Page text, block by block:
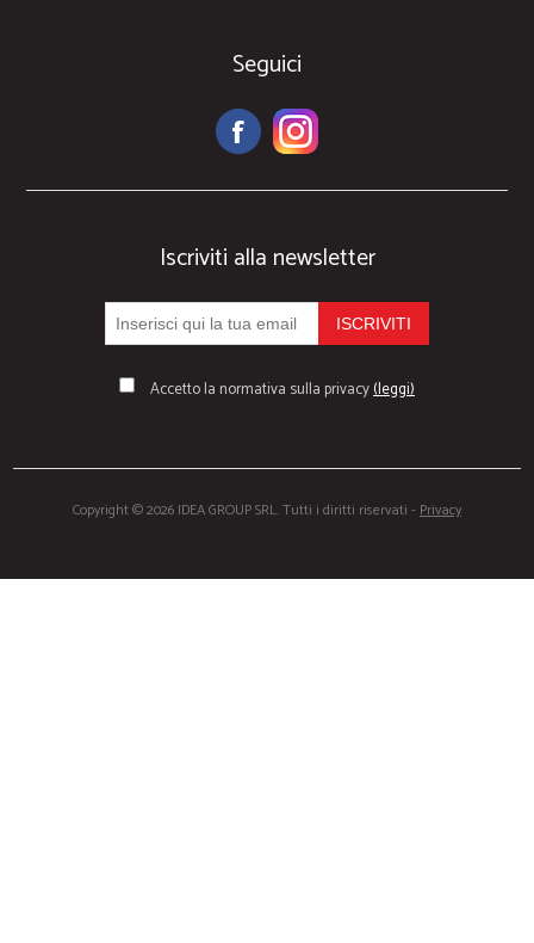
Seguici
Iscriviti alla newsletter
Accetto la normativa sulla privacy(leggi)
Copyright © 2026 IDEA GROUP SRL. Tutti i diritti riservati - Privacy